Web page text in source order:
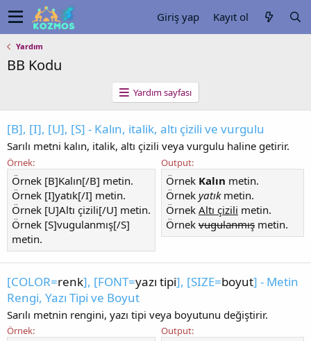
Giriş yap Kayıt ol
Yardım
BB Kodu
Yardım sayfası
[B], [I], [U], [S] - Kalın, italik, altı çizili ve vurgulu
Sarılı metni kalın, italik, altı çizili veya vurgulu haline getirir.
Örnek:
Örnek [B]Kalın[/B] metin.
Örnek [I]yatık[/I] metin.
Örnek [U]Altı çizili[/U] metin.
Örnek [S]vugulanmış[/S]
metin.
Output:
Örnek Kalın metin.
Örnek yatıkmetin.
Örnek Altı çizili metin.
Örnek vugulanmış metin.
[COLOR=renk], [FONT=yazı tipi], [SIZE=boyut] - Metin
Rengi, Yazı Tipi ve Boyut
Sarılı metnin rengini, yazı tipi veya boyutunu değiştirir.
Örnek: Output: